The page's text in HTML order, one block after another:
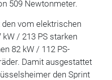
509 Newtonmeter.
vom elektrischen
/ 213 PS starken
82 kW / 112 PS-
Damit ausgestattet
den Sprint